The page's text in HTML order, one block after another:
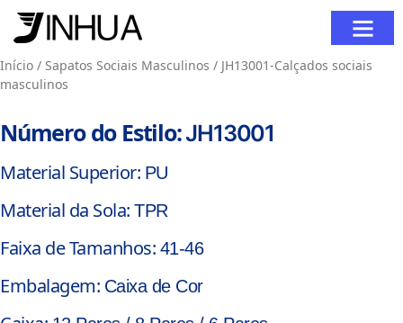
Início / Sapatos Sociais Masculinos / JH13001-Calçados sociais
masculinos
Número do Estilo:JH13001
Material Superior: PU
Material da Sola: TPR
Faixa de Tamanhos: 41-46
Embalagem: Caixa de Cor